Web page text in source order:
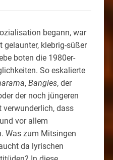
begann, war
gelaunter, klebrig-süßer
boten die 1980er-
So eskalierte
, Bangles, der
der noch jüngeren
verwunderlich, dass
vor allem
Was zum Mitsingen
da lyrischen